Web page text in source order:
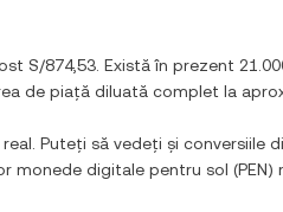
S/874,53 . Există în prezent
de piață diluată complet la
Puteți să vedeți și conversiile
monede digitale pentru sol (PEN)